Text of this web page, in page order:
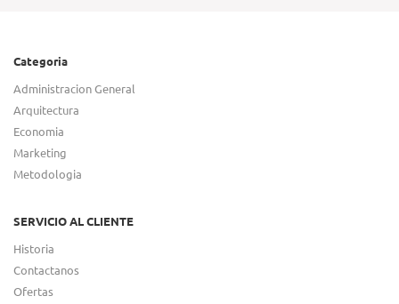
Categoria
Administracion General
Arquitectura
Economia
Marketing
Metodologia
SERVICIO AL CLIENTE
Historia
Contactanos
Ofertas